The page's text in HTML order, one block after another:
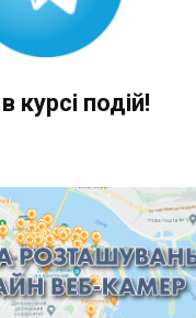
курсі подій!